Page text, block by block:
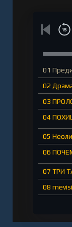
01
02
03
04
05
06
07 ТРИ
08
10 ТЫ